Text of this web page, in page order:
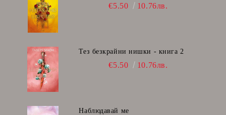
€5.50 10.76лв.
Тез безкрайни нишки - книга 2
€5.50 10.76лв.
Наблюдавай ме